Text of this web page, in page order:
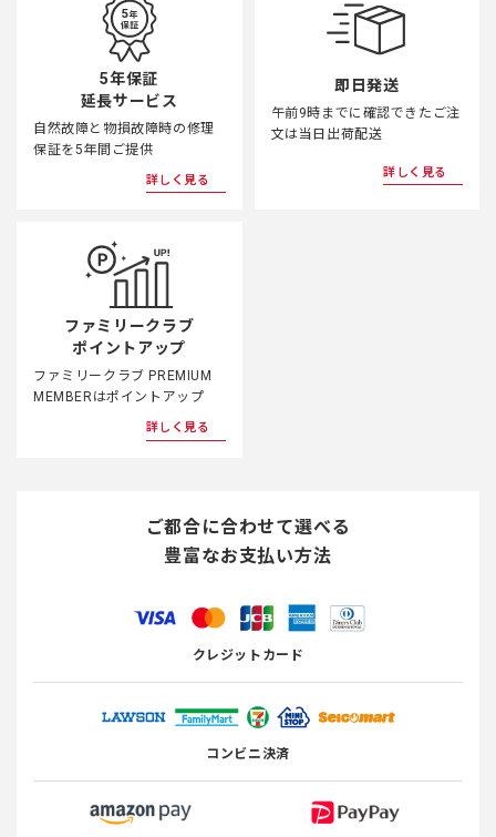
5年保証
延長サービス
自然故障と物損故障時の修理
保証を5年間ご提供
詳しく見る
即日発送
午前9時までに確認できたご注
文は当日出荷配送
詳しく見る
ファミリークラブ
ポイントアップ
ファミリークラブ PREMIUM
MEMBERはポイントアップ
詳しく見る
ご都合に合わせて選べる
豊富なお支払い方法
クレジットカード
コンビニ決済